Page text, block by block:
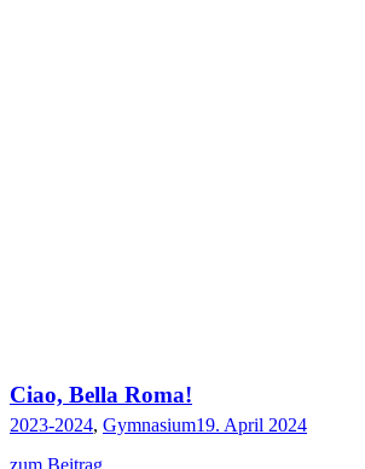
Ciao, Bella Roma!
2023-2024, Gymnasium19. April 2024